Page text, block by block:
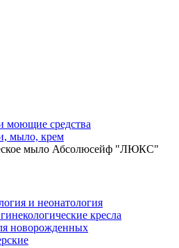
средства
мыло, крем
мыло Абсолюсейф "ЛЮКС"
и неонатология
креслa
новорожденных